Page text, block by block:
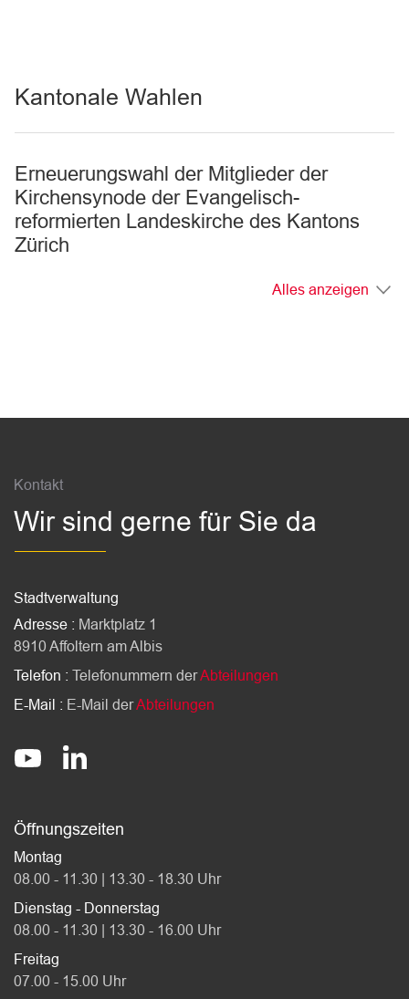
Kantonale Wahlen
Erneuerungswahl der Mitglieder der
Kirchensynode der Evangelisch-
reformierten Landeskirche des Kantons
Zürich
Alles anzeigen
Kontakt
Wir sind gerne für Sie da
Stadtverwaltung
Adresse : Marktplatz 1
8910 Affoltern am Albis
Telefon : Telefonummern derAbteilungen
E-Mail : E-Mail derAbteilungen
Socials
@StadtAffolternamAlbis
stadt-affoltern-am-albis
Öffnungszeiten
Montag
08.00 - 11.30 | 13.30 - 18.30 Uhr
Dienstag - Donnerstag
08.00 - 11.30 | 13.30 - 16.00 Uhr
Freitag
07.00 - 15.00 Uhr